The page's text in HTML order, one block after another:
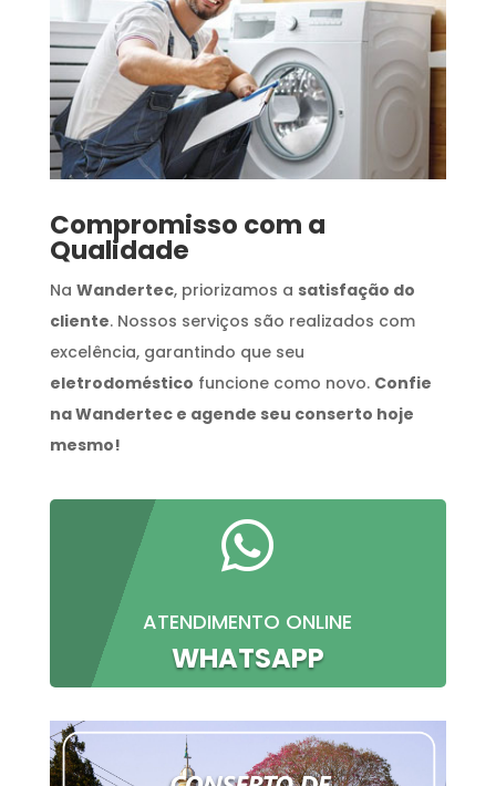
Compromisso com a
Qualidade
Na Wandertec, priorizamos a satisfação do
cliente. Nossos serviços são realizados com
excelência, garantindo que seu
eletrodoméstico funcione como novo. Confie
na Wandertec e agende seu conserto hoje
mesmo!

ATENDIMENTO ONLINE
WHATSAPP